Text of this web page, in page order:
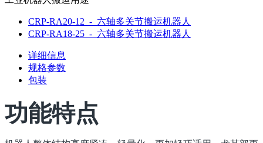
CRP-RA20-12_-_六轴多关节搬运机器人
CRP-RA18-25_-_六轴多关节搬运机器人
详细信息
规格参数
包装
功能特点